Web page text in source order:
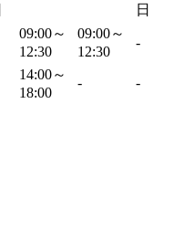
日
09:00～
12:30
09:00～
12:30
-
14:00～
18:00
- -